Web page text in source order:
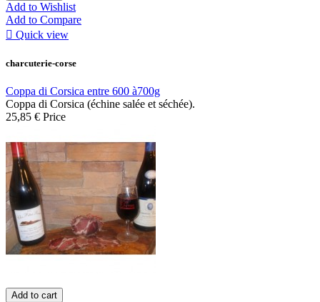
Add to Wishlist
Add to Compare
 Quick view
charcuterie-corse
Coppa di Corsica entre 600 à700g
Coppa di Corsica (échine salée et séchée).
25,85 € Price
Add to cart